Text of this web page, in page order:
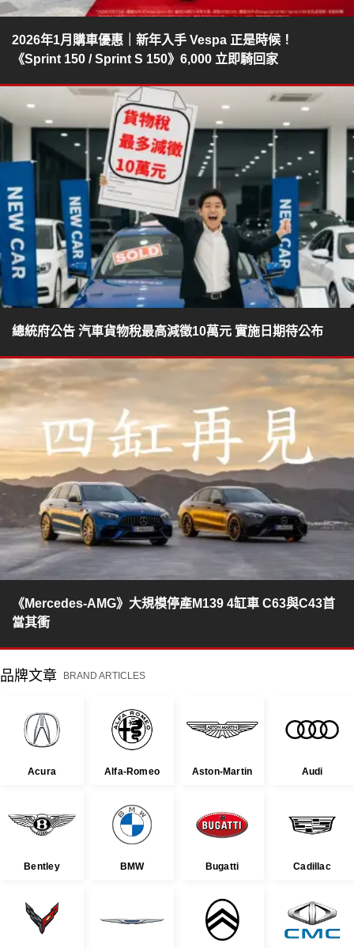
2026年1月購車優惠｜新年入手 Vespa 正是時候！
《Sprint 150 / Sprint S 150》6,000 立即騎回家
總統府公告 汽車貨物稅最高減徵10萬元 實施日期待公布
《Mercedes-AMG》大規模停產M139 4缸車 C63與C43首
當其衝
品牌文章 BRAND ARTICLES
Acura Alfa-Romeo Aston-Martin Audi
Bentley BMW Bugatti Cadillac